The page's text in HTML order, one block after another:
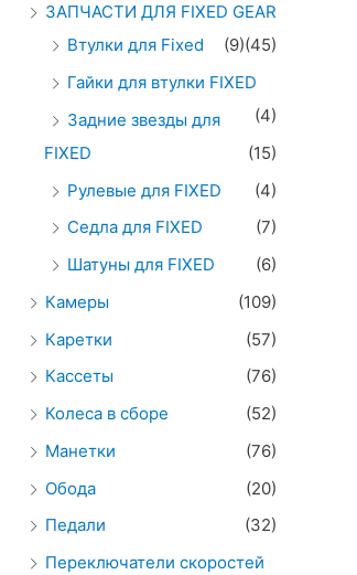
ЗАПЧАСТИ ДЛЯ FIXED GEAR
(45)
Втулки для Fixed
(9)
Гайки для втулки FIXED
(4)
Задние звезды для
FIXED
(15)
Рулевые для FIXED
(4)
Седла для FIXED
(7)
Шатуны для FIXED
(6)
Камеры
(109)
Каретки
(57)
Кассеты
(76)
Колеса в сборе
(52)
Манетки
(76)
Обода
(20)
Педали
(32)
Переключатели скоростей